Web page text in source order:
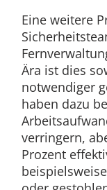
Eine weitere
Ära ist dies
notwendiger
haben dazu
verringern,
Prozent